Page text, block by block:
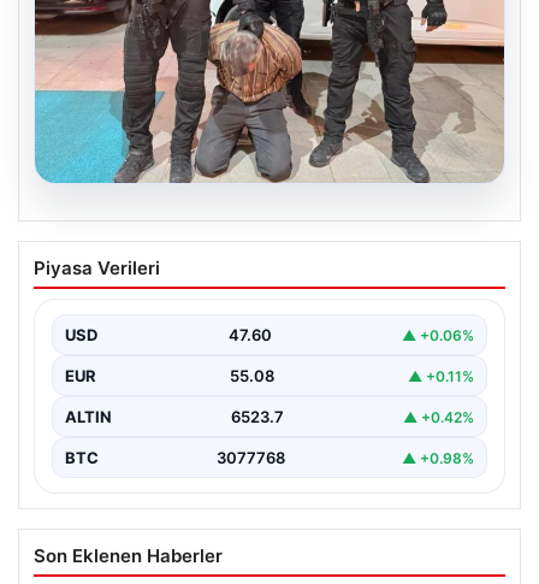
05.08.2026
FETÖ’nün Marmaris Suikast Timinde İki
Yıldızın Çıkardığı Sır: Firari Teröristin
15 Temmuz 2016 tarihinde gerçekleştirilen başarısız
girişimin…
Piyasa Verileri
USD 47.60 ▲ +0.06%
EUR 55.08 ▲ +0.11%
ALTIN 6523.7 ▲ +0.42%
BTC 3077768 ▲ +0.98%
Son Eklenen Haberler